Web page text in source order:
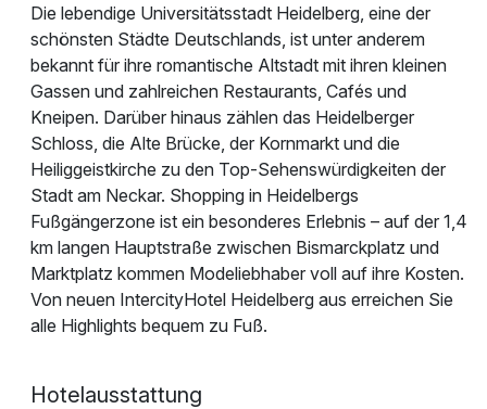
Die lebendige Universitätsstadt Heidelberg, eine der
schönsten Städte Deutschlands, ist unter anderem
bekannt für ihre romantische Altstadt mit ihren kleinen
Gassen und zahlreichen Restaurants, Cafés und
Kneipen. Darüber hinaus zählen das Heidelberger
Schloss, die Alte Brücke, der Kornmarkt und die
Heiliggeistkirche zu den Top-Sehenswürdigkeiten der
Stadt am Neckar. Shopping in Heidelbergs
Fußgängerzone ist ein besonderes Erlebnis – auf der 1,4
km langen Hauptstraße zwischen Bismarckplatz und
Marktplatz kommen Modeliebhaber voll auf ihre Kosten.
Von neuen IntercityHotel Heidelberg aus erreichen Sie
alle Highlights bequem zu Fuß.
Hotelausstattung